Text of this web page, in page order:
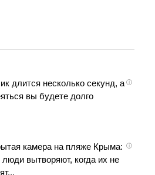
i
длится несколько секунд, а
вы будете долго
i
камера на пляже Крыма:
люди вытворяют, когда их не